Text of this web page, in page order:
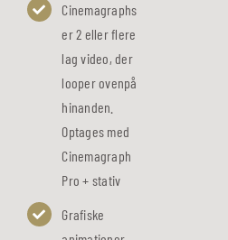
Cinemagraphs
er 2 eller flere
lag video, der
looper ovenpå
hinanden.
Optages med
Cinemagraph
Pro + stativ
Grafiske